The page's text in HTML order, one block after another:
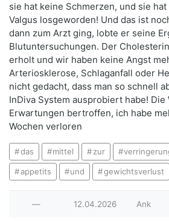
sie hat keine Schmerzen, und sie
Valgus losgeworden! Und das ist
dann zum Arzt ging, lobte er seine
Blutuntersuchungen. Der
erholt und wir haben keine Angst
Arteriosklerose, Schlaganfall oder
nicht gedacht, dass man so schnell
InDiva System ausprobiert habe! Die
Erwartungen bertroffen, ich habe
Wochen verloren
das mittel zur
appetits und gewichtsverlust
— 12.04.2026 Ank